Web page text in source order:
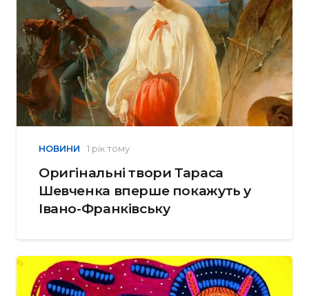
НОВИНИ 1 рік тому
Оригінальні твори Тараса
Шевченка вперше покажуть у
Івано-Франківську